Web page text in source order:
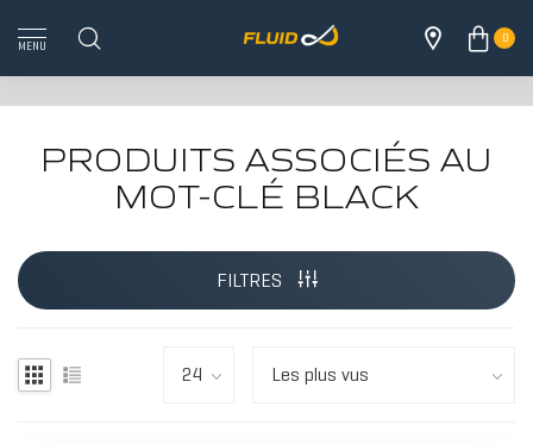
MENU
0
PRODUITS ASSOCIÉS AU
MOT-CLÉ BLACK
FILTRES